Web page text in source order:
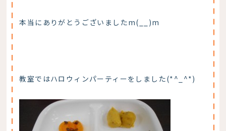
本当にありがとうございましたm(__)m
教室ではハロウィンパーティーをしました(*^_^*)